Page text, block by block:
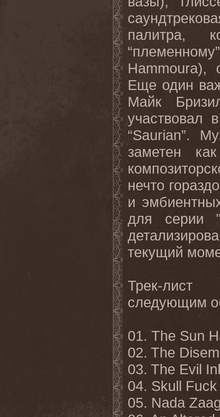
палитра,
Hammoura),
Еще один
Майк
участвовал
“Saurian”.
заметен
нечто
и
для серии
текущий
Трек-лист
следующим
01. The Sun
02. The
03. The Evil
04. Skull
05. Nada